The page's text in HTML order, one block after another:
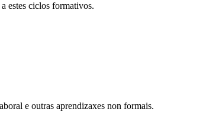
estes ciclos formativos.
e outras aprendizaxes non formais.